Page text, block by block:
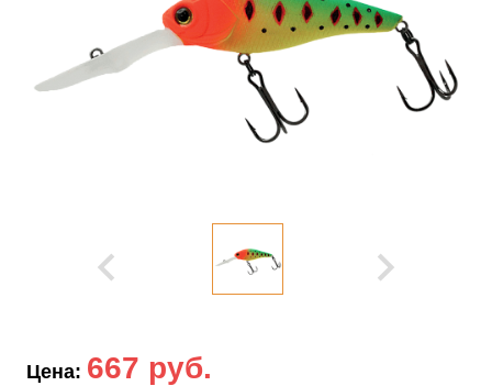
Цена: 667 руб.